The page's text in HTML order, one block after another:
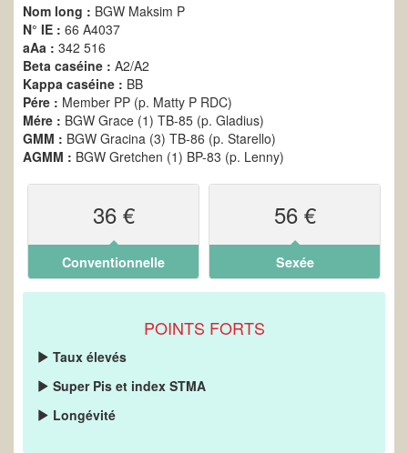
Nom long : BGW Maksim P
N° IE : 66 A4037
aAa : 342 516
Beta caséine : A2/A2
Kappa caséine : BB
Pére : Member PP (p. Matty P RDC)
Mére : BGW Grace (1) TB-85 (p. Gladius)
GMM : BGW Gracina (3) TB-86 (p. Starello)
AGMM : BGW Gretchen (1) BP-83 (p. Lenny)
36 €
Conventionnelle
56 €
Sexée
POINTS FORTS
Taux élevés
Super Pis et index STMA
Longévité